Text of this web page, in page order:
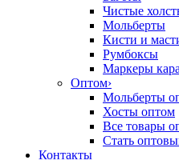
Чистые
Мольберты
Кисти и
Румбоксы
Маркеры
Оптом›
Мольберты
Хосты оптом
Все товары
Стать
Контакты